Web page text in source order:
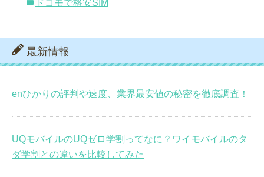
ドコモで格安SIM
最新情報
enひかりの評判や速度、業界最安値の秘密を徹底調査！
UQモバイルのUQゼロ学割ってなに？ワイモバイルのタ
ダ学割との違いを比較してみた